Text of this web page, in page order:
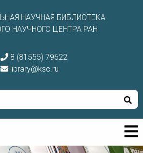
НАУЧНАЯ БИБЛИОТЕКА
НАУЧНОГО ЦЕНТРА РАН
8 (81555) 79622
library@ksc.ru